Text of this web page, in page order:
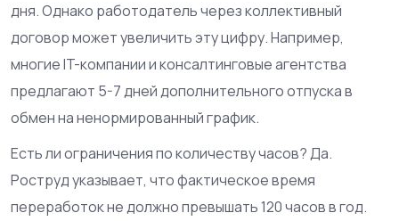
дня. Однако работодатель через коллективный
договор может увеличить эту цифру. Например,
многие IT-компании и консалтинговые агентства
предлагают 5-7 дней дополнительного отпуска в
обмен на ненормированный график.
Есть ли ограничения по количеству часов? Да.
Роструд указывает, что фактическое время
переработок не должно превышать 120 часов в год.